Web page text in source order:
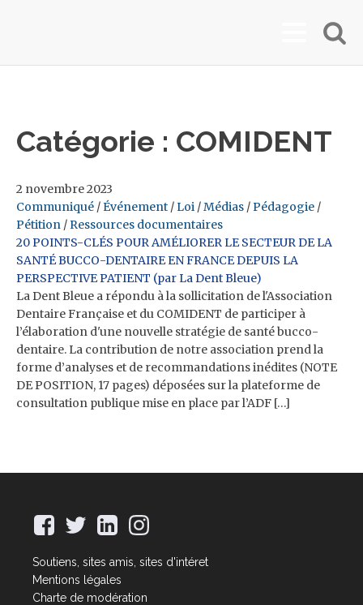
Catégorie : COMIDENT
2 novembre 2023
Communiqué /Événement /Loi /Médias /Pédagogie /
Pétition /Ressources documentaires
20 POINTS-CLÉS POUR AMÉLIORER LE SECTEUR DE LA
SANTÉ BUCCO-DENTAIRE EN FRANCE DEPUIS LA
PERSPECTIVE PATIENT (par La Dent Bleue)
La Dent Bleue a répondu à la sollicitation de l'Association
Dentaire Française et du COMIDENT de participer à
l’élaboration d'une nouvelle stratégie de santé bucco-
dentaire. La contribution de notre association prend la
forme d’analyses et de recommandations inédites (NOTE
DE POSITION, 17 pages) déposées sur la plateforme de
consultation publique mise en place par l’ADF […]
Soutiens, sites amis, sites d'intéret
Mentions légales
Charte de modération